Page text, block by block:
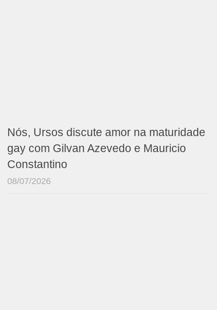
Nós, Ursos discute amor na maturidade
gay com Gilvan Azevedo e Mauricio
Constantino
08/07/2026